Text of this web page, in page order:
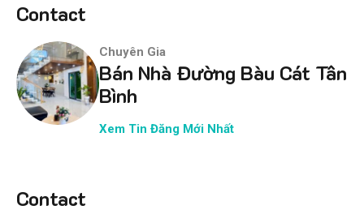
Contact
Chuyên Gia
Bán Nhà Đường Bàu Cát Tân
Bình
Xem Tin Đăng Mới Nhất
Contact